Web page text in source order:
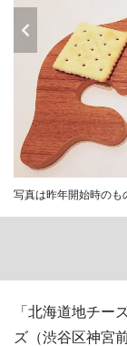
写真は昨年開始時のも
「北海道地チ
ズ（渋谷区神宮